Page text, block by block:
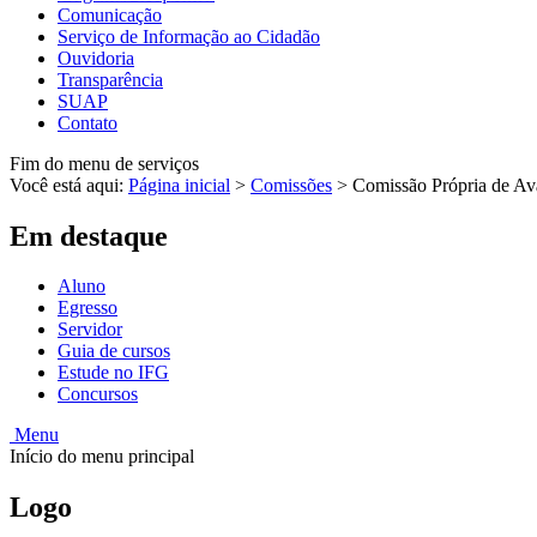
Comunicação
Serviço de Informação ao Cidadão
Ouvidoria
Transparência
SUAP
Contato
Fim do menu de serviços
Você está aqui: Página inicial > Comissões > Comissão Própria de
Em destaque
Aluno
Egresso
Servidor
Guia de cursos
Estude no IFG
Concursos
Menu
Início do menu principal
Logo